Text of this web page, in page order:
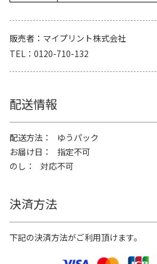
販売者
マイプリント株式会社
TEL
0120-710-132
配送情報
配送方法
ゆうパック
お届け日
指定不可
のし
対応不可
決済方法
下記の決済方法がご利用頂けます。